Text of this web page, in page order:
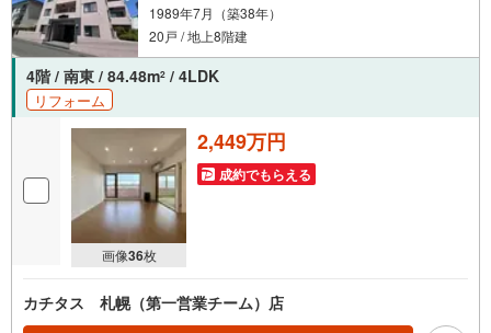
1989年7月（築38年）
20戸 / 地上8階建
4階 / 南東 / 84.48m2 / 4LDK
リフォーム
画像36枚
2,449万円
成約でもらえる
カチタス 札幌（第一営業チーム）店